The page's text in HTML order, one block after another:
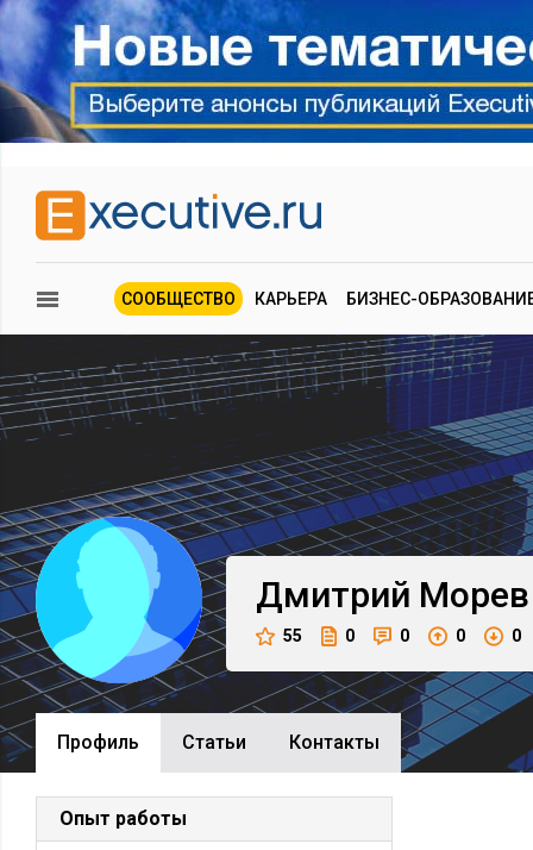
СООБЩЕСТВО КАРЬЕРА БИЗНЕС-
Дмитрий Морев
55 0 0 0 0
Профиль Cтатьи Контакты
Опыт работы